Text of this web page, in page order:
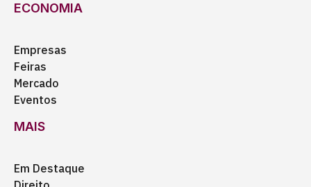
ECONOMIA
Empresas
Feiras
Mercado
Eventos
MAIS
Em Destaque